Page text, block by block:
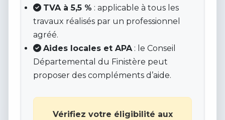
TVA à 5,5 % : applicable à tous les
travaux réalisés par un professionnel
agréé.
Aides locales et APA: le Conseil
Départemental du Finistère peut
proposer des compléments d’aide.
Vérifiez votre éligibilité aux